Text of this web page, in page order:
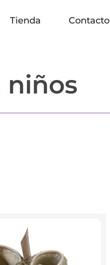
Tienda Contacto
niños